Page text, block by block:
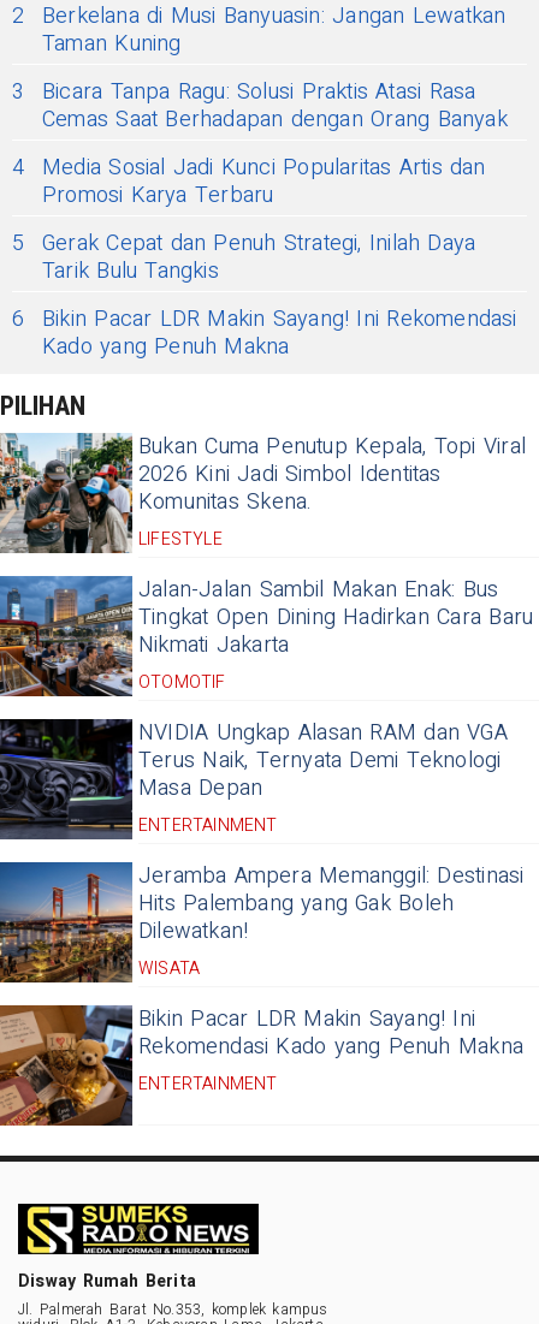
2
Berkelana di Musi Banyuasin: Jangan Lewatkan
Taman Kuning
3
Bicara Tanpa Ragu: Solusi Praktis Atasi Rasa
Cemas Saat Berhadapan dengan Orang Banyak
4 Media Sosial Jadi Kunci Popularitas Artis dan
Promosi Karya Terbaru
5 Gerak Cepat dan Penuh Strategi, Inilah Daya
Tarik Bulu Tangkis
6
Bikin Pacar LDR Makin Sayang! Ini Rekomendasi
Kado yang Penuh Makna
PILIHAN
Bukan Cuma Penutup Kepala, Topi Viral
2026 Kini Jadi Simbol Identitas
Komunitas Skena.
LIFESTYLE
Jalan-Jalan Sambil Makan Enak: Bus
Tingkat Open Dining Hadirkan Cara Baru
Nikmati Jakarta
OTOMOTIF
NVIDIA Ungkap Alasan RAM dan VGA
Terus Naik, Ternyata Demi Teknologi
Masa Depan
ENTERTAINMENT
Jeramba Ampera Memanggil: Destinasi
Hits Palembang yang Gak Boleh
Dilewatkan!
WISATA
Bikin Pacar LDR Makin Sayang! Ini
Rekomendasi Kado yang Penuh Makna
ENTERTAINMENT
Disway Rumah Berita
Jl. Palmerah Barat No.353, komplek kampus